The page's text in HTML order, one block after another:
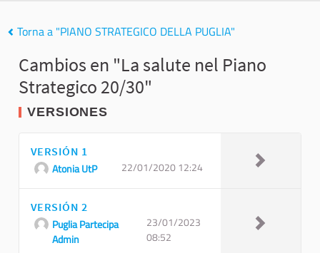
Torna a "PIANO STRATEGICO DELLA PUGLIA"
Cambios en "La salute nel Piano
Strategico 20/30"
VERSIONES
VERSIÓN 1
Atonia UtP 22/01/2020 12:24
VERSIÓN 2
Puglia Partecipa
Admin
23/01/2023
08:52